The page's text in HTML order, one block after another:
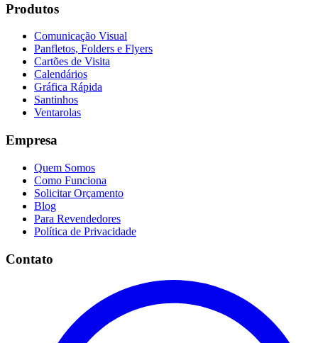
Produtos
Comunicação Visual
Panfletos, Folders e Flyers
Cartões de Visita
Calendários
Gráfica Rápida
Santinhos
Ventarolas
Empresa
Quem Somos
Como Funciona
Solicitar Orçamento
Blog
Para Revendedores
Política de Privacidade
Contato